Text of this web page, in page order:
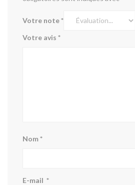
Votre note*
Votre avis *
Nom*
E-mail *